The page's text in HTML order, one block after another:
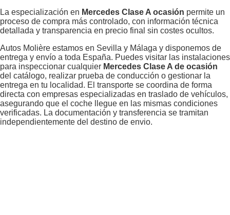
La especialización en Mercedes Clase A ocasión permite un
proceso de compra más controlado, con información técnica
detallada y transparencia en precio final sin costes ocultos.
Autos Molière estamos en Sevilla y Málaga y disponemos de
entrega y envío a toda España. Puedes visitar las instalaciones
para inspeccionar cualquier Mercedes Clase A de ocasión
del catálogo, realizar prueba de conducción o gestionar la
entrega en tu localidad. El transporte se coordina de forma
directa con empresas especializadas en traslado de vehículos,
asegurando que el coche llegue en las mismas condiciones
verificadas. La documentación y transferencia se tramitan
independientemente del destino de envio.